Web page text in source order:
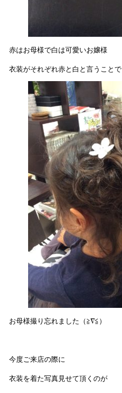
赤はお母様で白は可愛いお嬢様
衣装がそれぞれ赤と白と言うことで
お母様撮り忘れました（≧∇≦）
今度ご来店の際に
衣装を着た写真見せて頂くのが